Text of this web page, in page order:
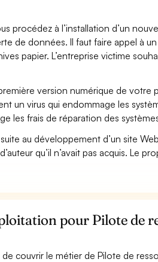
procédez à l’installation d’un
de données. Il faut faire appel à
papier. L’entreprise victime
version numérique de votre
un virus qui endommage les
les frais de réparation des
suite au développement d’un site
qu’il n’avait pas acquis. Le
pour Pilote de
couvrir le métier de Pilote de